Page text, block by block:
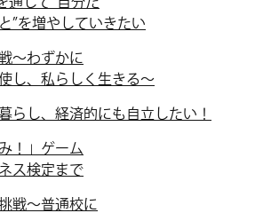
”を増やしていきたい
～わずかに
し、 私らしく生きる～
らし、 経済的にも自立したい！
！」ゲーム
ス検定まで
戦～普通校に